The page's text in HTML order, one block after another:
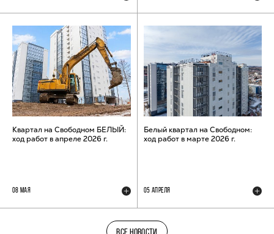
Квартал на Свободном БЕЛЫЙ:
ход работ в апреле 2026 г.
08 МАЯ
Белый квартал на Свободном:
ход работ в марте 2026 г.
05 АПРЕЛЯ